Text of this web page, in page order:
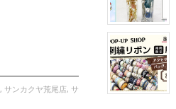
, サンカクヤ荒尾店, サ